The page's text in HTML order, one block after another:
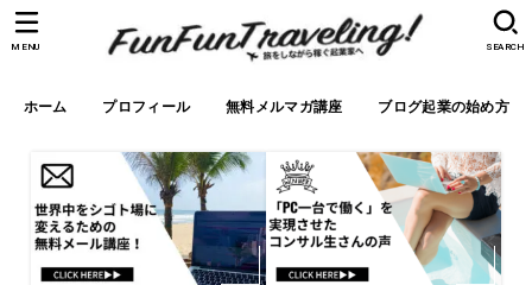
ホーム プロフィール 無料メルマガ講座 ブログ起業の始め方
SEARCH
MENU